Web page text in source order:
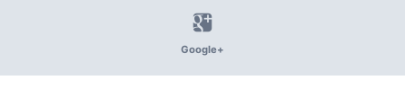
Google+